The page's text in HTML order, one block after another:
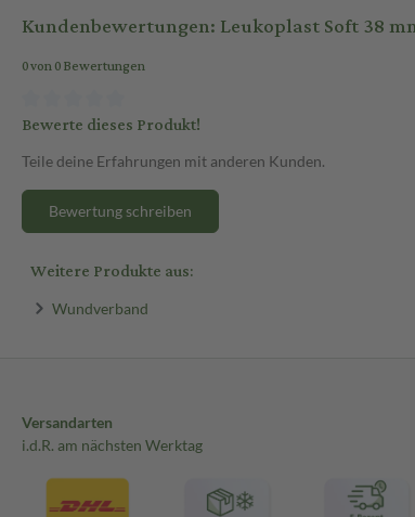
Kundenbewertungen: Leukoplast Soft 38
0 von 0 Bewertungen
Bewerte dieses Produkt!
Teile deine Erfahrungen mit anderen Kunden.
Bewertung schreiben
Weitere Produkte aus:
Wundverband
Versandarten
i.d.R. am nächsten Werktag